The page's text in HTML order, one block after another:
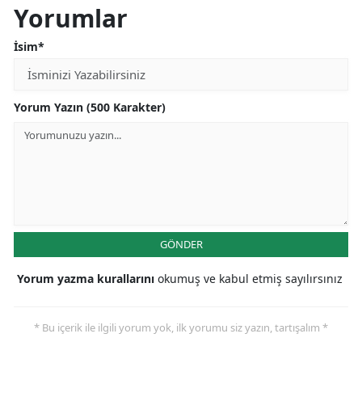
Yorumlar
İsim*
Yorum Yazın (500 Karakter)
GÖNDER
Yorum yazma kurallarını okumuş ve kabul etmiş sayılırsınız
* Bu içerik ile ilgili yorum yok, ilk yorumu siz yazın, tartışalım *